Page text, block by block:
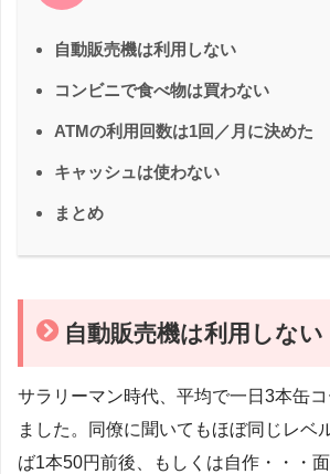
自動販売機は利用しない
コンビニで食べ物は買わない
ATMの利用回数は1回／月に決めた
キャッシュは使わない
まとめ
自動販売機は利用しない
サラリーマン時代、平均で一日3本缶
ました。同僚に聞いてもほぼ同じレベ
ば1本50円前後、もしくは自作・・・面